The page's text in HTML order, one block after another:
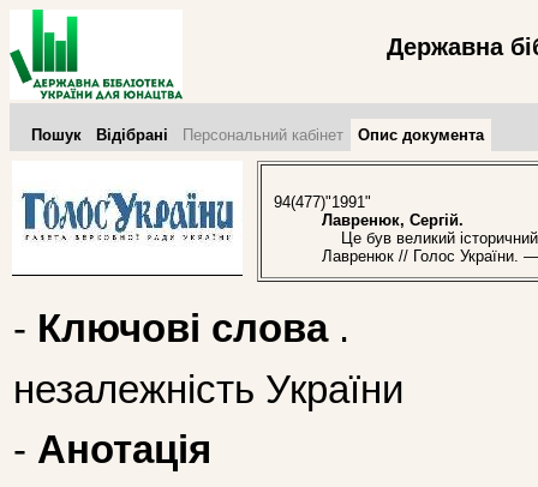
Державна
Пошук Відібрані Персональний кабінет Опис документа
94(477)"1991"
Лавренюк, Сергій.
Це був великий історичний
Лавренюк // Голос
- Ключові слова.
незалежність України
- Анотація